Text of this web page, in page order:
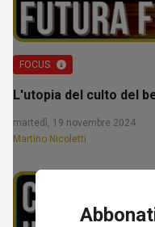
FOCUS
L'utopia del culto del
martedì, 19 novembre 2024
Martino Nicoletti